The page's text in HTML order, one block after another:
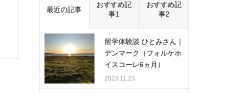
最近の記事
おすすめ記
事1
おすすめ記
事2
留学体験談 ひとみさん｜
デンマーク（フォルケホ
イスコーレ6ヵ月）
2023.11.23